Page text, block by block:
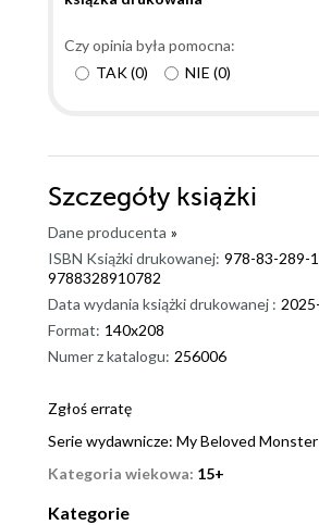
rosła we mnie ciekawość, czy autorka
zrobiła krok w stronę dojrzalszej
atmosfery, ktora od samego początku
ciekawość przez niepokoj i
pewnym momencie złapałam się na
czytać zachłannie, chcąc dowiedzieć
najszybciej, jak rozwinie się dalej
wszystkim, do czego końcowo zmierza.
recenzji ...
Czy opinia była pomocna:
TAK(0) NIE (0)
Szczegóły książki
Dane producenta »
ISBN Książki drukowanej: 978-83-289-
9788328910782
Data wydania książki drukowanej :
Format: 140x208
Numer z katalogu: 256006
Zgłoś erratę
Serie wydawnicze: My Beloved Monster
Kategoria wiekowa: 15+
Kategorie